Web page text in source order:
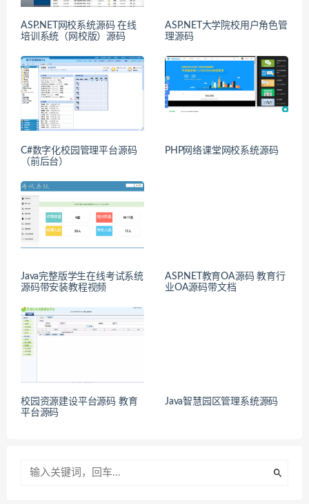
ASP.NET网校系统源码 在线
培训系统（网校版）源码
ASP.NET大学院校用户角色管
理源码
C#数字化校园管理平台源码
（前后台）
PHP网络课堂网校系统源码
Java完整版学生在线考试系统
源码带安装教程视频
ASP.NET教育OA源码 教育行
业OA源码带文档
校园资源建设平台源码 教育
平台源码
Java智慧园区管理系统源码